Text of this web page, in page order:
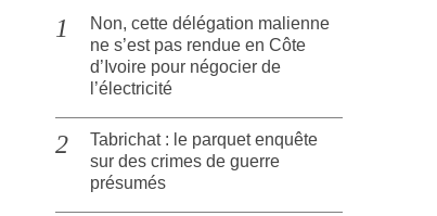
Non, cette délégation malienne
ne s’est pas rendue en Côte
d’Ivoire pour négocier de
l’électricité
Tabrichat : le parquet enquête
sur des crimes de guerre
présumés